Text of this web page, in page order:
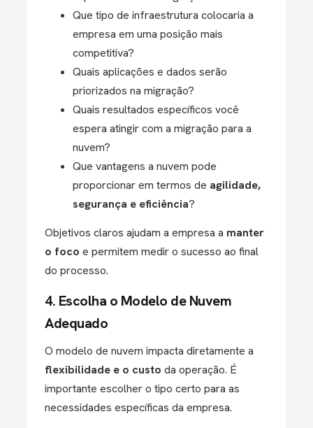
Que tipo de infraestrutura colocaria a
empresa em uma posição mais
competitiva?
Quais aplicações e dados serão
priorizados na migração?
Quais resultados específicos você
espera atingir com a migração para a
nuvem?
Que vantagens a nuvem pode
proporcionar em termos de agilidade,
segurança e eficiência?
Objetivos claros ajudam a empresa a manter
o foco e permitem medir o sucesso ao final
do processo.
4. Escolha o Modelo de Nuvem
Adequado
O modelo de nuvem impacta diretamente a
flexibilidade e o custo da operação. É
importante escolher o tipo certo para as
necessidades específicas da empresa.